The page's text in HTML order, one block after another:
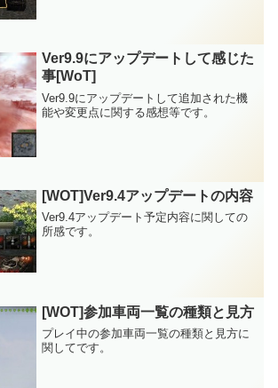
Ver9.9にアップデートして感じた
事[WoT]
Ver9.9にアップデートして追加された機
能や変更点に関する感想等です。
[WOT]Ver9.4アップデートの内容
Ver9.4アップデート予定内容に関しての
所感です。
[WOT]参加車両一覧の種類と見方
プレイ中の参加車両一覧の種類と見方に
関してです。